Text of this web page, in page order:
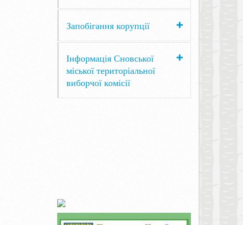
Запобігання корупції
Інформація Сновської
міської територіальної
виборчої комісії